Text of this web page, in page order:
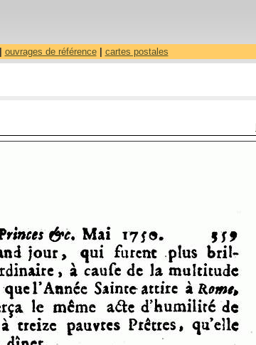
ouvrages de référence| cartes postales